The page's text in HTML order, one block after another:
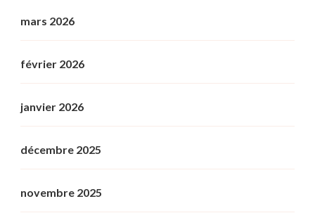
mars 2026
février 2026
janvier 2026
décembre 2025
novembre 2025